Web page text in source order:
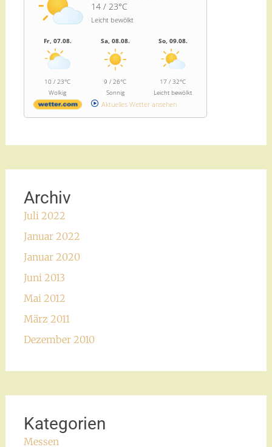
14 / 23°C
Leicht bewölkt
Fr, 07.08.
10 / 23°C
Wolkig
Sa, 08.08.
9 / 26°C
Sonnig
So, 09.08.
17 / 32°C
Leicht bewölkt
Aktuelles Wetter ansehen
Archiv
Juli 2022
Januar 2022
Januar 2020
Juni 2013
Mai 2012
März 2011
Dezember 2010
Kategorien
Messen